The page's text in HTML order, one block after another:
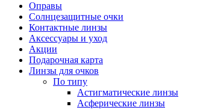
Оправы
Солнцезащитные очки
Контактные линзы
Аксессуары и уход
Акции
Подарочная карта
Линзы для очков
По типу
Астигматические линзы
Асферические линзы